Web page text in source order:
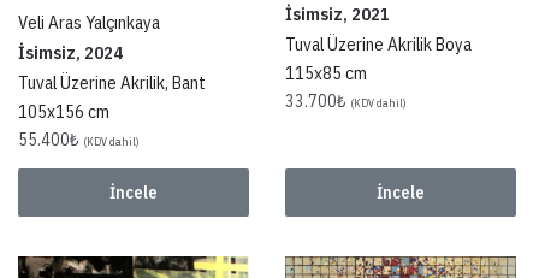
Veli Aras Yalçınkaya
İsimsiz, 2024
Tuval Üzerine Akrilik, Bant
105x156 cm
55.400₺ (KDV dahil)
İncele
İsimsiz, 2021
Tuval Üzerine Akrilik Boya
115x85 cm
33.700₺ (KDV dahil)
İncele